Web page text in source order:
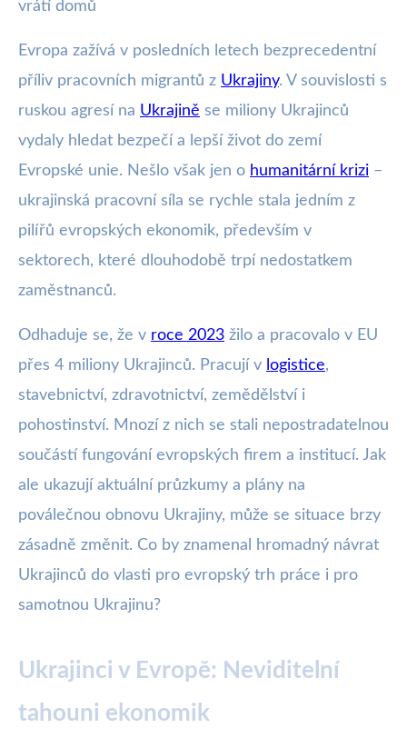
vrátí domů
Evropa zažívá v posledních letech bezprecedentní
příliv pracovních migrantů z Ukrajiny. V souvislosti s
ruskou agresí na Ukrajině se miliony Ukrajinců
vydaly hledat bezpečí a lepší život do zemí
Evropské unie. Nešlo však jen o humanitární krizi –
ukrajinská pracovní síla se rychle stala jedním z
pilířů evropských ekonomik, především v
sektorech, které dlouhodobě trpí nedostatkem
zaměstnanců.
Odhaduje se, že v roce 2023 žilo a pracovalo v EU
přes 4 miliony Ukrajinců. Pracují v logistice,
stavebnictví, zdravotnictví, zemědělství i
pohostinství. Mnozí z nich se stali nepostradatelnou
součástí fungování evropských firem a institucí. Jak
ale ukazují aktuální průzkumy a plány na
poválečnou obnovu Ukrajiny, může se situace brzy
zásadně změnit. Co by znamenal hromadný návrat
Ukrajinců do vlasti pro evropský trh práce i pro
samotnou Ukrajinu?
Ukrajinci v Evropě: Neviditelní
tahouni ekonomik